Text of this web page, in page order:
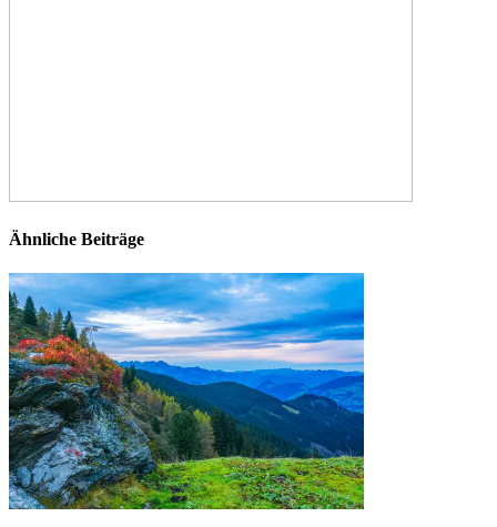
Ähnliche Beiträge